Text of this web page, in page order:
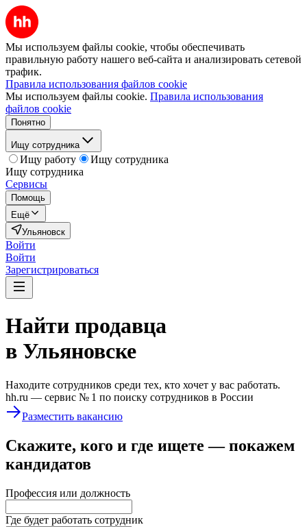
Мы используем файлы cookie, чтобы обеспечивать
правильную работу нашего веб-сайта и анализировать сетевой
трафик.
Правила использования файлов cookie
Мы используем файлы cookie. Правила использования
файлов cookie
Понятно
Ищу сотрудника
Ищу работу
Ищу сотрудника
Ищу сотрудника
Сервисы
Помощь
Ещё
Ульяновск
Войти
Войти
Зарегистрироваться
Найти продавца
в Ульяновске
Находите сотрудников среди тех, кто хочет у вас работать.
hh.ru — сервис № 1 по поиску сотрудников в России
Разместить вакансию
Скажите, кого и где ищете — покажем
кандидатов
Профессия или должность
Где будет работать сотрудник